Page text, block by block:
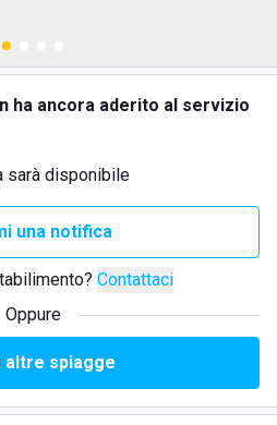
ha ancora aderito al servizio
sarà disponibile
una notifica
Contattaci
Oppure
altre spiagge